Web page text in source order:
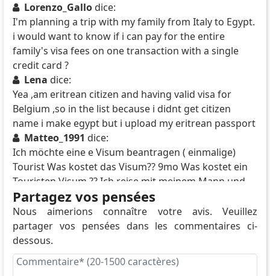
Lorenzo_Gallo dice:
I'm planning a trip with my family from Italy to Egypt.
i would want to know if i can pay for the entire
family's visa fees on one transaction with a single
credit card ?
Lena dice:
Yea ,am eritrean citizen and having valid visa for
Belgium ,so in the list because i didnt get citizen
name i make egypt but i upload my eritrean passport
Matteo_1991 dice:
Ich möchte eine e Visum beantragen ( einmalige)
Tourist Was kostet das Visum?? 9mo Was kostet ein
Touristen Visum ?? Ich reise mit meinem Mann und
meine zwei Kinder nach marsa aalam für eine Woche
Von 11.06. Bis 18.06.
Glen H Smithdice:
I’m 74 years old, a retired teacher and I want to see
Egypt— my USA passport expires soon and I have a
New Costa Rica passport…HOW MUCH IS A 30 day
Partagez vos pensées
Nous aimerions connaître votre avis. Veuillez
partager vos pensées dans les commentaires ci-
dessous.